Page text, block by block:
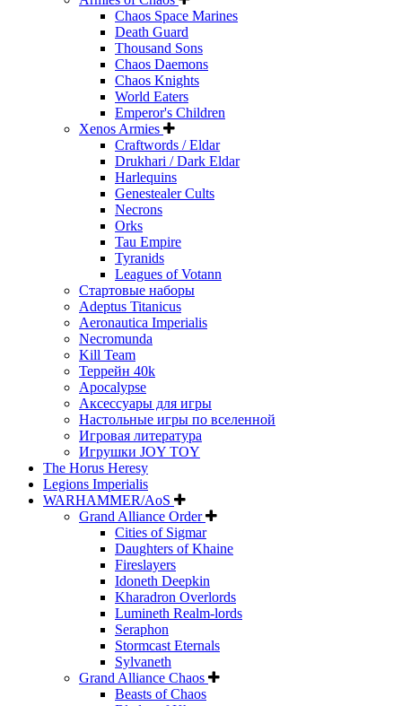
Chaos Space Marines
Death Guard
Thousand Sons
Chaos Daemons
Chaos Knights
World Eaters
Emperor's Children
Xenos Armies
Craftwords / Eldar
Drukhari / Dark Eldar
Harlequins
Genestealer Cults
Necrons
Orks
Tau Empire
Tyranids
Leagues of Votann
Стартовые наборы
Adeptus Titanicus
Aeronautica Imperialis
Necromunda
Kill Team
Террейн 40k
Apocalypse
Аксессуары для игры
Настольные игры по вселенной
Игровая литература
Игрушки JOY TOY
The Horus Heresy
Legions Imperialis
WARHAMMER/AoS
Grand Alliance Order
Cities of Sigmar
Daughters of Khaine
Fireslayers
Idoneth Deepkin
Kharadron Overlords
Lumineth Realm-lords
Seraphon
Stormcast Eternals
Sylvaneth
Grand Alliance Chaos
Beasts of Chaos